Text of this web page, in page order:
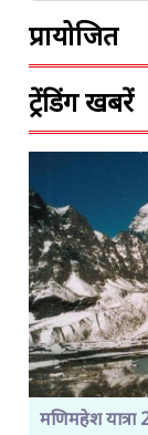
प्रायोजित
ट्रेंडिंग खबरें
मणिमहेश